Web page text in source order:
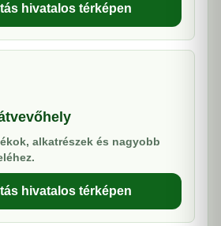
hivatalos térképen
alkatrészek és nagyobb
hivatalos térképen